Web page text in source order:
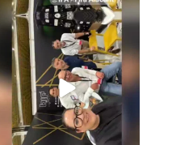
Estamos en el Levante Home
Meeting ¡Te esperamos!...
39 5